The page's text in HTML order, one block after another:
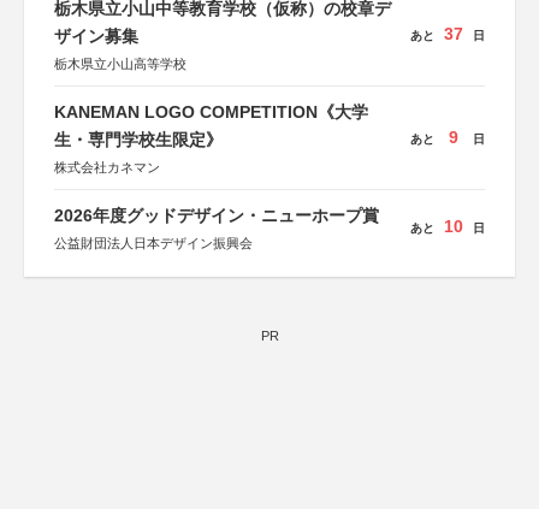
栃木県立小山中等教育学校（仮称）の校章デ
ザイン募集
栃木県立小山高等学校
あと 37 日
KANEMAN LOGO COMPETITION《大学
生・専門学校生限定》
株式会社カネマン
あと 9 日
2026年度グッドデザイン・ニューホープ賞
公益財団法人日本デザイン振興会
あと 10 日
PR